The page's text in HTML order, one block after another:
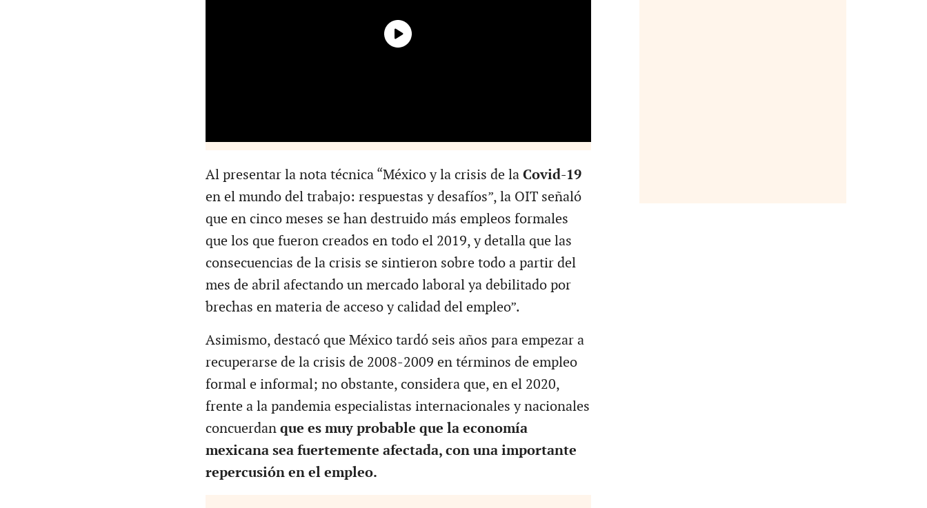
Al presentar la nota técnica “México y la crisis de la Covid-19
en el mundo del trabajo: respuestas y desafíos”, la OIT señaló
que en cinco meses se han destruido más empleos formales
que los que fueron creados en todo el 2019, y detalla que las
consecuencias de la crisis se sintieron sobre todo a partir del
mes de abril afectando un mercado laboral ya debilitado por
brechas en materia de acceso y calidad del empleo”.
Asimismo, destacó que México tardó seis años para empezar a
recuperarse de la crisis de 2008-2009 en términos de empleo
formal e informal; no obstante, considera que, en el 2020,
frente a la pandemia especialistas internacionales y nacionales
concuerdan que es muy probable que la economía
mexicana sea fuertemente afectada, con una importante
repercusión en el empleo.